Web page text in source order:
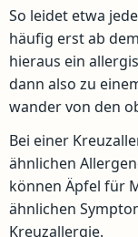
So leidet etwa
häufig erst ab
hieraus ein
dann also zu
wander von den
Bei einer
ähnlichen
können Äpfel für
ähnlichen
Kreuzallergie.